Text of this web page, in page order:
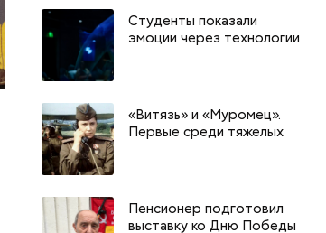
Студенты показали
эмоции через технологии
«Витязь» и «Муромец».
Первые среди тяжелых
Пенсионер подготовил
выставку ко Дню Победы